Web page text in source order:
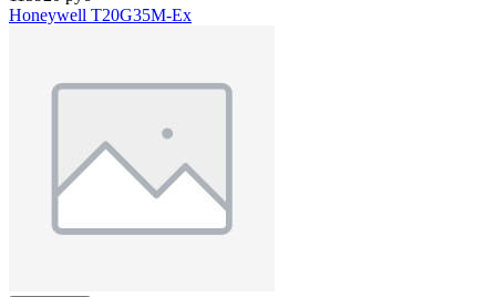
Honeywell T20G35M-Ex